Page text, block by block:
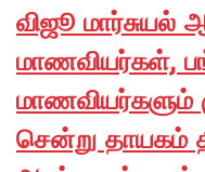
விஜூ
மாணவியர்கள்,
மாணவியர்களும்
சென்று தாயகம்